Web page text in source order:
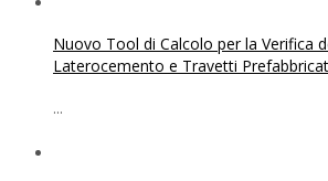
Nuovo Tool di Calcolo per la Verifica
Laterocemento e Travetti
...